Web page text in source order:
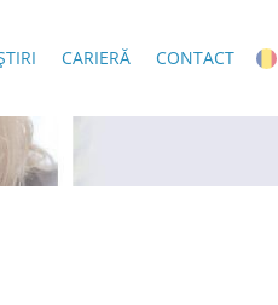
CARIERĂ CONTACT